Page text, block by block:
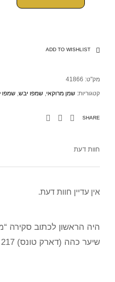
ADD TO WISHLIST
מק"ט: 41866
קטגוריות: שמן מרוקאי, שמפו יבש, שמפו
SHARE
חוות דעת
אין עדיין חוות דעת.
היה הראשון לכתוב סקירה
שיער כהה (דארק טונס) 217 מ"ל”